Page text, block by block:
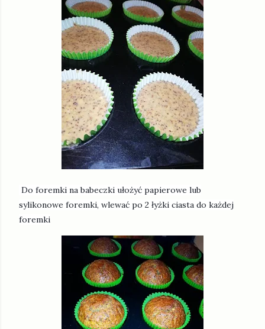
Do foremki na babeczki ułożyć papierowe lub
sylikonowe foremki, wlewać po 2 łyżki ciasta do każdej
foremki